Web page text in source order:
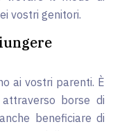
vostri genitori.
ai vostri parenti. È
borse di
beneficiare di